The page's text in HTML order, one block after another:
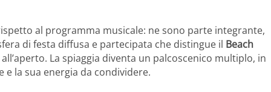
al programma musicale: ne sono parte integrante,
di festa diffusa e partecipata che distingue il Beach
La spiaggia diventa un palcoscenico multiplo, in
la sua energia da condividere.